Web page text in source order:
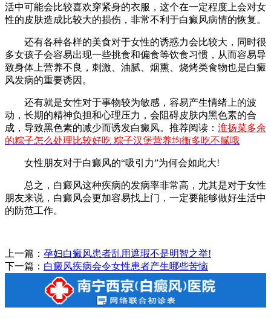
活中可能会比较喜欢穿紧身的衣服，这个在一定程度上会对女
性的皮肤造成比较大的损伤，非常不利于白癜风病情的恢复。
还有各种各样的美食对于女性的诱惑力会比较大，同时很
多女孩子会容易出现一些挑食和偏食等饮食习惯，从而容易导
致身体上营养不良，刺激、油腻、烟熏、烧烤类食物也是白癜
风发病的重要诱因。
还有就是女性对于事物较为敏感，容易产生情绪上的波
动，长期的精神负担和心理压力，会阻碍皮肤内黑色素的合
成，导致黑色素的减少而诱发白癜风。推荐阅读： 淮扬菜多余
的粽子怎么处理比较好吃 粽子汉堡营养均衡多吃不腻哦
女性朋友对于白癜风的“吸引力”为何会如此大!
总之，白癜风这种疾病的发病率非常高，尤其是对于女性
朋友来说，白癜风会更加容易找上门，一定要能够做好生活中
的防范工作。
上一篇： 孕妇白癜风患者乱用遮瑕不是明智之举!
下一篇： 白癜风疾病会令女性患者产生哪些苦恼